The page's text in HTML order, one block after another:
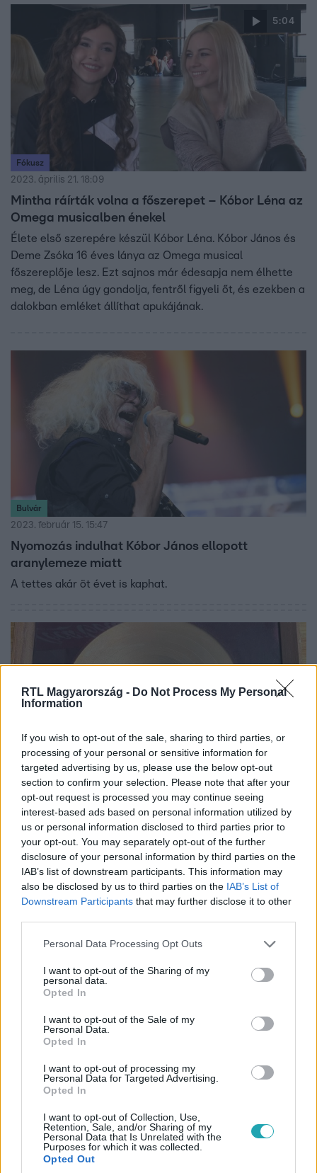
RTL Magyarország - Do Not Process My Personal
Information
If you wish to opt-out of the sale, sharing to third parties, or
processing of your personal or sensitive information for
targeted advertising by us, please use the below opt-out
section to confirm your selection. Please note that after your
opt-out request is processed you may continue seeing
interest-based ads based on personal information utilized by
us or personal information disclosed to third parties prior to
your opt-out. You may separately opt-out of the further
disclosure of your personal information by third parties on the
IAB’s list of downstream participants. This information may
also be disclosed by us to third parties on the IAB’s List of
Downstream Participants that may further disclose it to other
Please note that this website/app uses one or more Google
not limited to your visit or usage behaviour. You may click to
grant or deny consent to Google and its third-party tags to
use your data for below specified purposes in below Google
consent section.
Personal Data Processing Opt Outs
I want to opt-out of the Sharing of my
personal data.
Opted In
I want to opt-out of the Sale of my
Personal Data.
Opted In
I want to opt-out of processing my
Personal Data for Targeted Advertising.
Opted In
I want to opt-out of Collection, Use,
Retention, Sale, and/or Sharing of my
Personal Data that Is Unrelated with the
Purposes for which it was collected.
Opted Out
5:04
Fókusz
2023. április 21. 18:09
Mintha ráírták volna a főszerepet – Kóbor Léna az
Omega musicalben énekel
Élete első szerepére készül Kóbor Léna. Kóbor János és
Deme Zsóka 16 éves lánya az Omega musical
főszereplője lesz. Ezt sajnos már édesapja nem élhette
meg, de Léna úgy gondolja, fentről figyeli őt, és ezekben a
dalokban emléket állíthat apukájának.
Bulvár
2023. február 15. 15:47
Nyomozás indulhat Kóbor János ellopott
aranylemeze miatt
A tettes akár öt évet is kaphat.
Bulvár
2023. február 10. 8:51
Rejtély, hogyan került egy ismeretlenhez az
Omega aranylemeze
A Facebookon árulták a relikviát, a zenekar menedzsere
szerint az sem kizárt, hogy ellopták.
Kultúra
2022. december 29. 9:29
„A rendszerváltást követően csak néhány évig volt
nagyjából demokráciának nevezhető kormányzás
Magyarországon” – exkluzív interjú Koncz
Zsuzsával